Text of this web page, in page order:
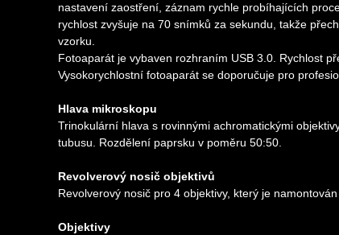
nastavení zaostření, záznam rychle probíhajících
rychlost zvyšuje na 70 snímků za sekundu, takže
vzorku.
Fotoaparát je vybaven rozhraním USB 3.0. Rychlost
Vysokorychlostní fotoaparát se doporučuje pro
Hlava mikroskopu
Trinokulární hlava s rovinnými achromatickými
tubusu. Rozdělení paprsku v poměru 50:50.
Revolverový nosič objektivů
Revolverový nosič pro 4 objektivy, který je
Objektivy